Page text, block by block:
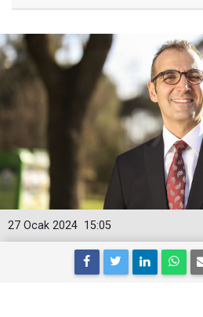
15:05
27 Ocak 2024